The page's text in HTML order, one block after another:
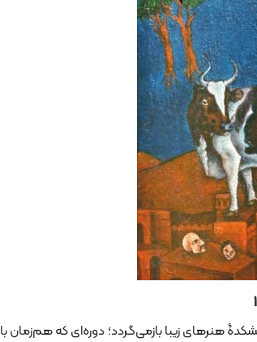
هنرهای زیبا بازمی‌گردد؛ دوره‌ای که هم‌زمان با